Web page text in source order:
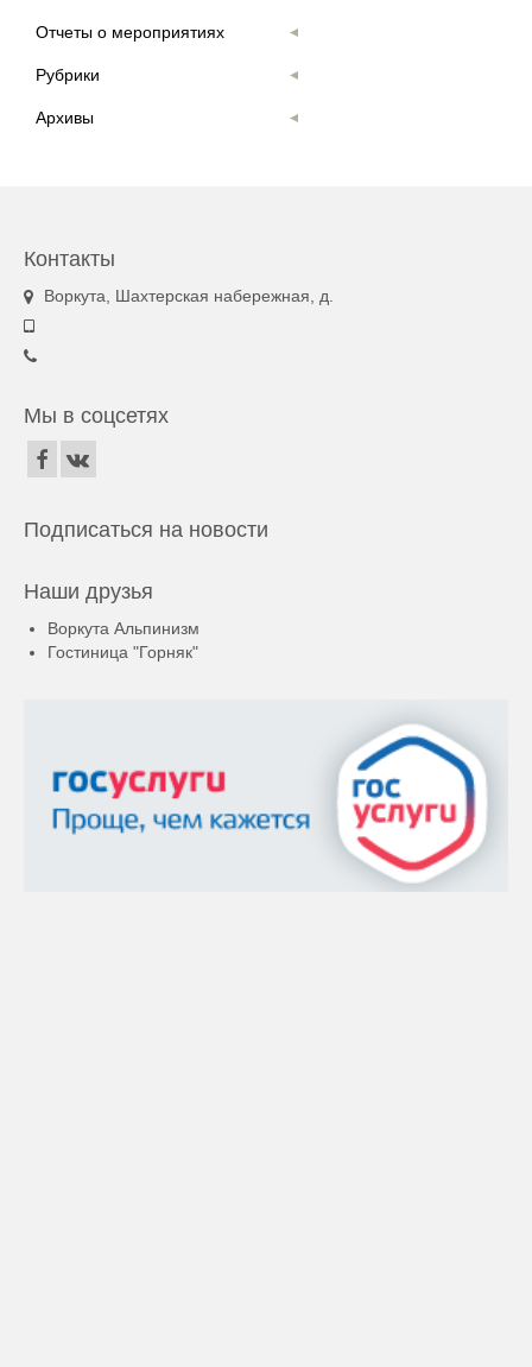
Отчеты о мероприятиях
Рубрики
Архивы
Контакты
Воркута, Шахтерская набережная, д.
Мы в соцсетях
Подписаться на новости
Наши друзья
Воркута Альпинизм
Гостиница "Горняк"